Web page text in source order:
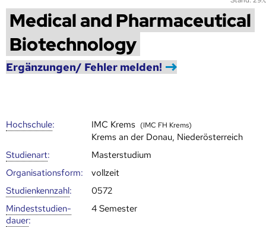
Medical and Pharmaceutical
Biotechnology
Ergänzungen/ Fehler melden!
Hoch­schule: IMC Krems (IMC FH Krems)
Krems an der Donau, Niederösterreich
Studienart:
Masterstudium
Organisationsform:
vollzeit
Studien­kenn­zahl:
0572
Mindest­studien­
dauer:
4 Semester